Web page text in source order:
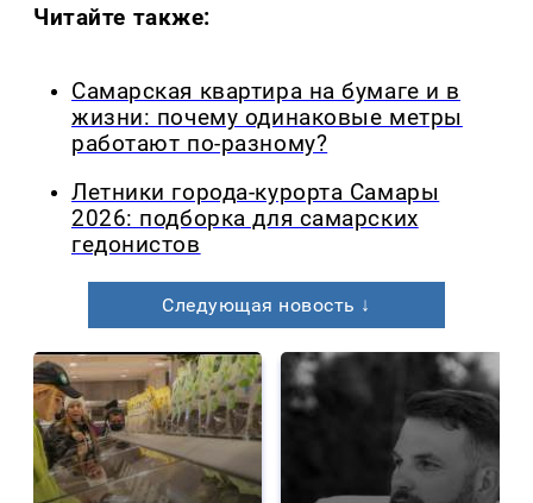
Читайте также:
Самарская квартира на бумаге и в
жизни: почему одинаковые метры
работают по-разному?
Летники города-курорта Самары
2026: подборка для самарских
гедонистов
Следующая новость ↓